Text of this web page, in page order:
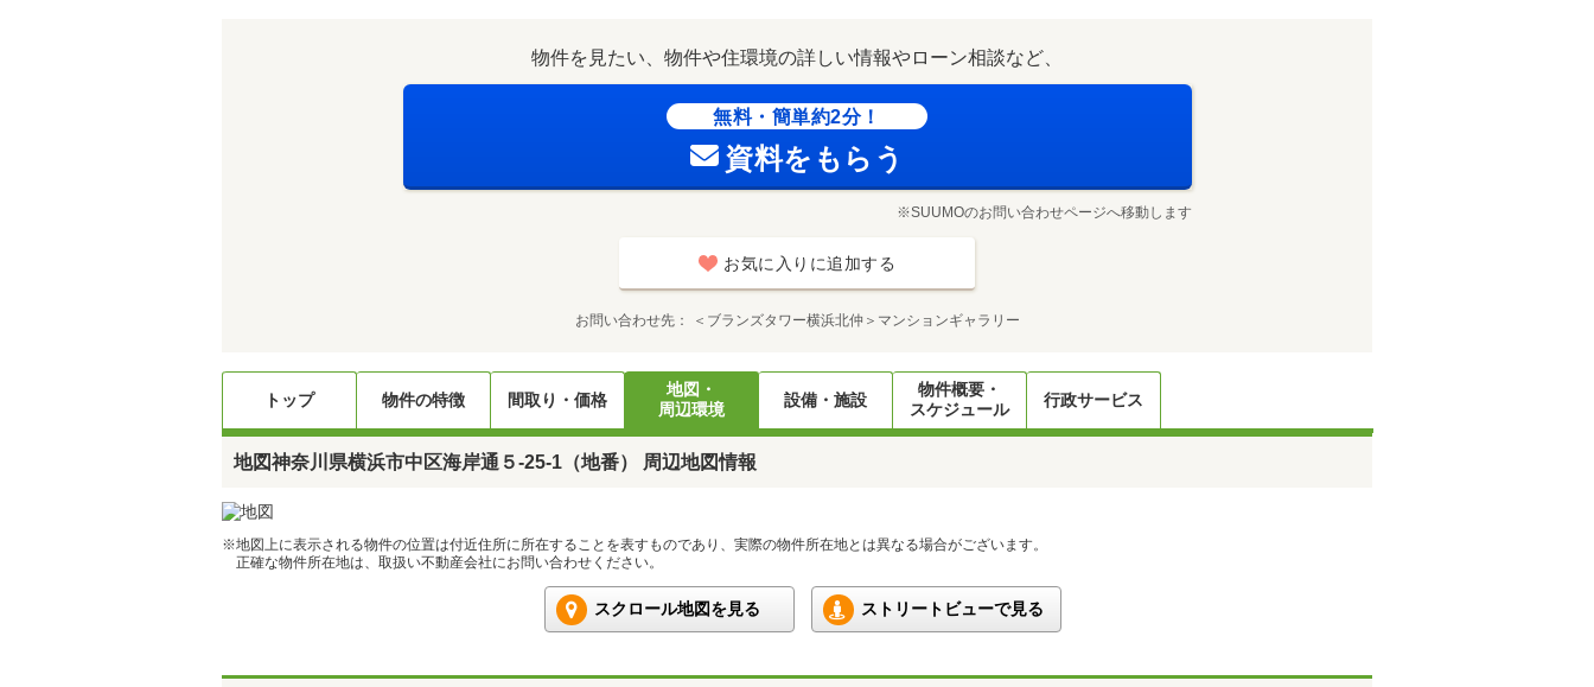
物件を見たい、物件や住環境の詳しい情報やローン相談など、
無料・簡単約2分！
資料をもらう
※SUUMOのお問い合わせページへ移動します
お気に入りに追加する
お問い合わせ先 ＜ブランズタワー横浜北仲＞マンションギャラリー
トップ 物件の特徴 間取り・価格
地図・
周辺環境
設備・施設
物件概要・
スケジュール
行政サービス
地図神奈川県横浜市中区海岸通５-25-1（地番） 周辺地図情報
※地図上に表示される物件の位置は付近住所に所在することを表すものであり、実際の物件所在地とは異なる場合がございます。
正確な物件所在地は、取扱い不動産会社にお問い合わせください。
スクロール地図を見る ストリートビューで見る